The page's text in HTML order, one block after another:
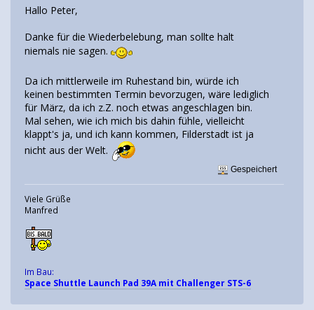
Hallo Peter,
Danke für die Wiederbelebung, man sollte halt
niemals nie sagen.
Da ich mittlerweile im Ruhestand bin, würde ich
keinen bestimmten Termin bevorzugen, wäre lediglich
für März, da ich z.Z. noch etwas angeschlagen bin.
Mal sehen, wie ich mich bis dahin fühle, vielleicht
klappt's ja, und ich kann kommen, Filderstadt ist ja
nicht aus der Welt.
Gespeichert
Viele Grüße
Manfred
Im Bau:
Space Shuttle Launch Pad 39A mit Challenger STS-6